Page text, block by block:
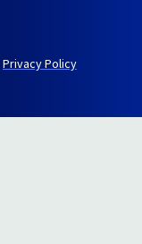
Privacy Policy